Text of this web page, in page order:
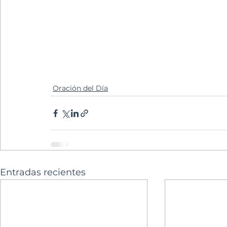
Oración del Día
Entradas recientes